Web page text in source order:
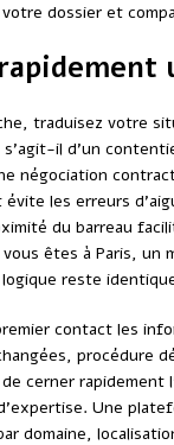
dossier et
traduisez votre
il d’un
négociation
évite les erreurs
du barreau
êtes à Paris, un
reste
contact les
procédure
cerner
Une
domaine,